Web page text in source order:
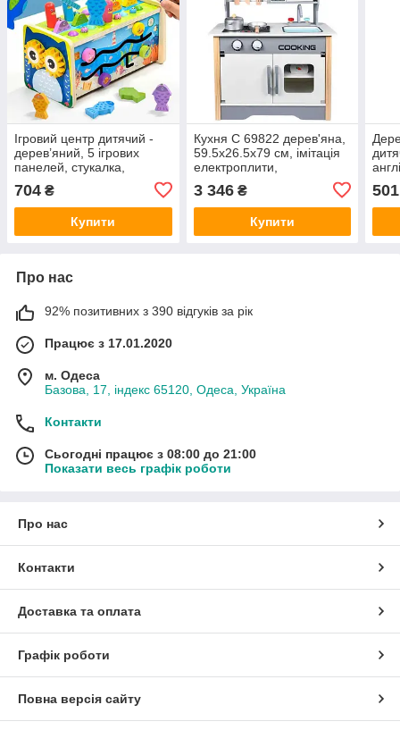
Ігровий центр дитячий -
дерев’яний, 5 ігрових
панелей, стукалка,
рухомі шестерні,
циферблат, 2 молоточки, 2
704 ₴
Купити
Кухня C 69822 дерев'яна,
59.5х26.5х79 см, імітація
електроплити,
мікрохвильова піч, мийка,
сковорідка, каструля,
тарілка, кухонне
3 346₴
Купити
501
Про нас
92% позитивних з 390 відгуків за рік
Працює з 17.01.2020
м. Одеса
Базова, 17, індекс 65120, Одеса, Україна
Контакти
Сьогодні працює з 08:00 до 21:00
Показати весь графік роботи
Про нас
Контакти
Доставка та оплата
Графік роботи
Повна версія сайту